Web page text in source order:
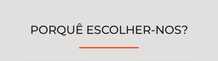
PORQUÊ ESCOLHER-NOS?